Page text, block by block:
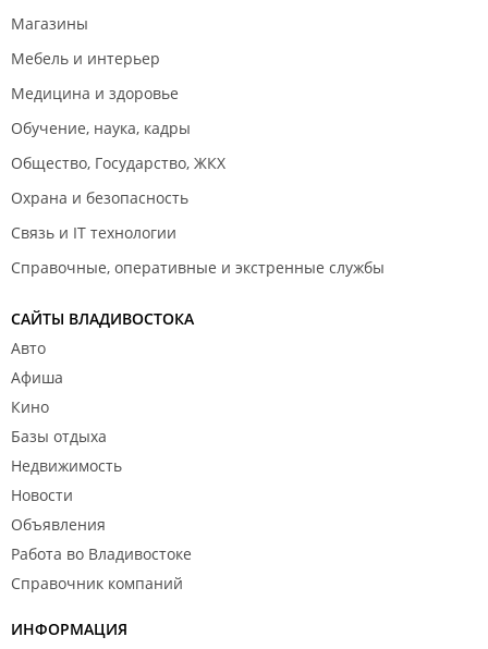
Магазины
Мебель и интерьер
Медицина и здоровье
Обучение, наука, кадры
Общество, Государство, ЖКХ
Охрана и безопасность
Связь и IT технологии
Справочные, оперативные и экстренные службы
САЙТЫ ВЛАДИВОСТОКА
Авто
Афиша
Кино
Базы отдыха
Недвижимость
Новости
Объявления
Работа во Владивостоке
Справочник компаний
ИНФОРМАЦИЯ